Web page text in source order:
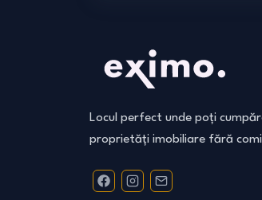
Locul perfect unde poți
proprietăți imobiliare fără